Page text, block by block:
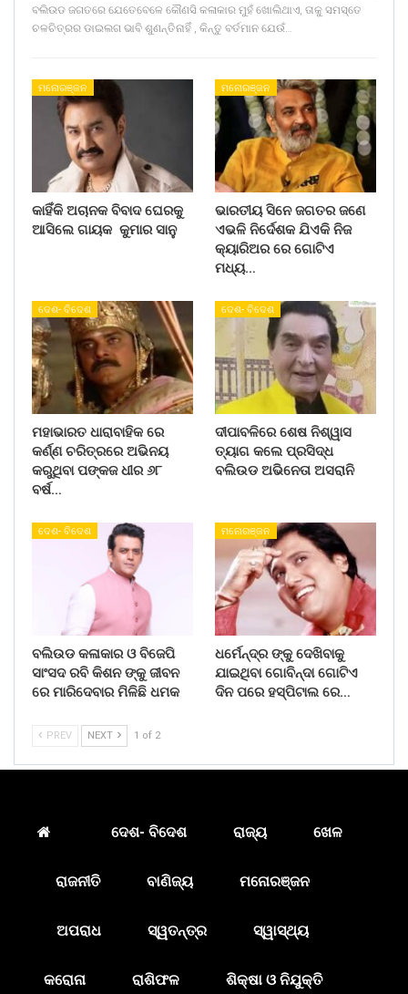
ବଲିଉଡ ଜଗତରେ ଯେତେବେଳେ କୌଣସି କଳାକାର ମୁହଁ ଖୋଲିଥାଏ, ତାକୁ ସମସ୍ତେ
ଚଳଚିତ୍ରର ଡାଇଲଗ ଭାବି ଶୁଣନ୍ତିନାହିଁ , କିନ୍ତୁ ବର୍ତମାନ ଯେଉଁ…
ମନୋରଞ୍ଜନ
କାହିଁକି ଅଚାନକ ବିବାଦ ଘେରକୁ
ଆସିଲେ ଗାୟକ କୁମାର ସାନୁ
ମନୋରଞ୍ଜନ
ଭାରତୀୟ ସିନେ ଜଗତର ଜଣେ
ଏଭଳି ନିର୍ଦେଶକ ଯିଏକି ନିଜ
କ୍ୟାରିଅର ରେ ଗୋଟିଏ
ମଧ୍ୟ…
ଦେଶ- ବିଦେଶ
ମହାଭାରତ ଧାରାବାହିକ ରେ
କର୍ଣ୍ଣ ଚରିତ୍ରରେ ଅଭିନୟ
କରୁଥିବା ପଙ୍କଜ ଧୀର ୬୮
ବର୍ଷ…
ଦେଶ- ବିଦେଶ
ଦୀପାବଳିରେ ଶେଷ ନିଶ୍ୱାସ
ତ୍ୟାଗ କଲେ ପ୍ରସିଦ୍ଧ
ବଲିଉଡ ଅଭିନେତା ଅସରାନି
ଦେଶ- ବିଦେଶ
ବଲିଉଡ କଳାକାର ଓ ବିଜେପି
ସାଂସଦ ରବି କିଶନ ଙ୍କୁ ଜୀବନ
ରେ ମାରିଦେବାର ମିଳିଛି ଧମକ
ମନୋରଞ୍ଜନ
ଧର୍ମେନ୍ଦ୍ର ଙ୍କୁ ଦେଖିବାକୁ
ଯାଇଥିବା ଗୋବିନ୍ଦା ଗୋଟିଏ
ଦିନ ପରେ ହସ୍ପିଟାଲ ରେ…
PREV NEXT 1 of 2
ଦେଶ- ବିଦେଶ ରାଜ୍ୟ ଖେଳ
ରାଜନୀତି ବାଣିଜ୍ୟ ମନୋରଞ୍ଜନ
ଅପରାଧ ସ୍ୱତନ୍ତ୍ର ସ୍ୱାସ୍ଥ୍ୟ
କରୋନା ରାଶିଫଳ ଶିକ୍ଷା ଓ ନିଯୁକ୍ତି